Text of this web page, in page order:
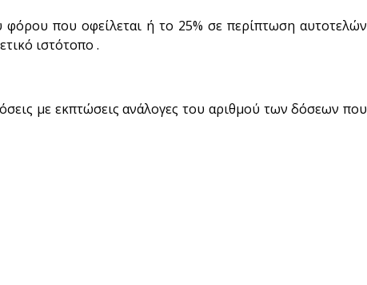
που οφείλεται ή το 25% σε περίπτωση αυτοτελών
ιστότοπο .
με εκπτώσεις ανάλογες του αριθμού των δόσεων που